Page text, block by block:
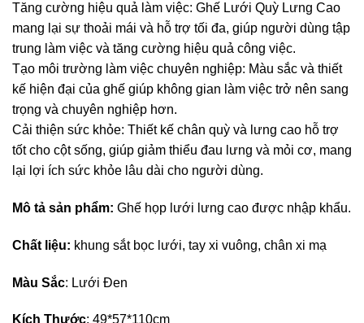
Tăng cường hiệu quả làm việc: Ghế Lưới Quỳ Lưng Cao
mang lại sự thoải mái và hỗ trợ tối đa, giúp người dùng tập
trung làm việc và tăng cường hiệu quả công việc.
Tạo môi trường làm việc chuyên nghiệp: Màu sắc và thiết
kế hiện đại của ghế giúp không gian làm việc trở nên sang
trọng và chuyên nghiệp hơn.
Cải thiện sức khỏe: Thiết kế chân quỳ và lưng cao hỗ trợ
tốt cho cột sống, giúp giảm thiểu đau lưng và mỏi cơ, mang
lại lợi ích sức khỏe lâu dài cho người dùng.
Mô tả sản phẩm: Ghế họp lưới lưng cao được nhập khẩu.
Chất liệu: khung sắt bọc lưới, tay xi vuông, chân xi mạ
Màu Sắc: Lưới Đen
Kích Thước: 49*57*110cm